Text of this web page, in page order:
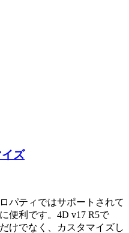
ズ
パティではサポートされて
便利です。4D v17 R5で
けでなく、カスタマイズし